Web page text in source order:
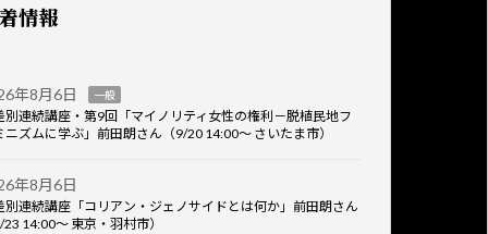
情報
年8月6日 一般
別連続講座・第9回「マイノリティ女性の権利－脱植民地フ
ニズムに学ぶ」前田朗さん（9/20 14:00～ さいたま市）
年8月6日
別連続講座「コリアン・ジェノサイドとは何か」前田朗さん
14:00～ 東京・羽村市）